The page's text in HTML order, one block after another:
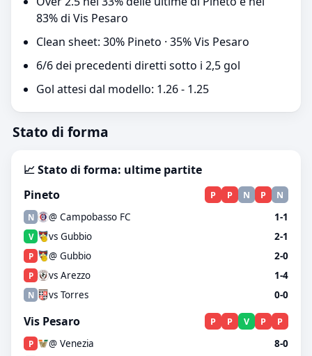
83% di Vis Pesaro
Clean sheet: 30% Pineto · 35% Vis Pesaro
6/6 dei precedenti diretti sotto i 2,5 gol
Gol attesi dal modello: 1.26 - 1.25
Stato di forma
📈 Stato di forma: ultime partite
Pineto
P P N P N
N @ Campobasso FC 1-1
V vs Gubbio 2-1
P @ Gubbio 2-0
P vs Arezzo 1-4
N vs Torres 0-0
Vis Pesaro P P V P P
P @ Venezia 8-0